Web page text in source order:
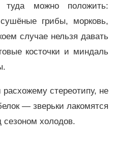
туда можно положить:
грибы, морковь,
случае нельзя давать
косточки и миндаль
стереотипу, не
— зверьки лакомятся
сезоном холодов.